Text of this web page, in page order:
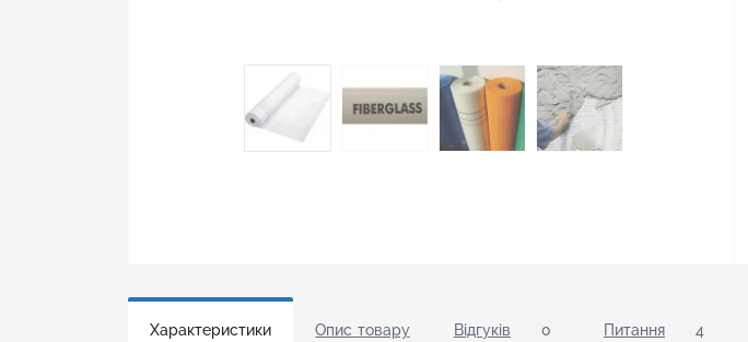
Характеристики Опис товару Відгуків 0 Питання 4